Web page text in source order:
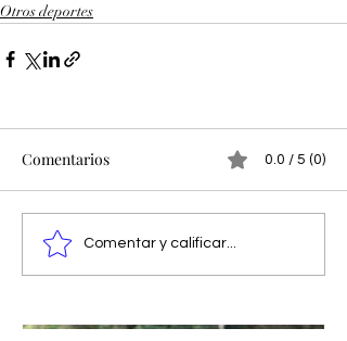
Otros deportes
Comentarios 0.0 / 5 (0)
Comentar y calificar...